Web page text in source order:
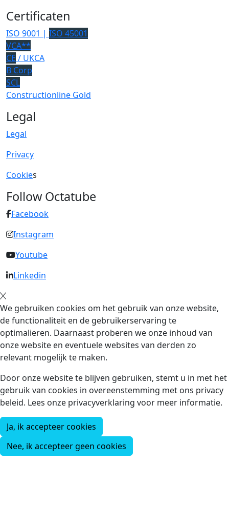
Certificaten
ISO 9001 | ISO 45001
VCA**
CE / UKCA
B Corp
SCL
Constructionline Gold
Legal
Legal
Privacy
Cookies
Follow Octatube
Facebook
Instagram
Youtube
Linkedin
We gebruiken cookies om het gebruik van onze website,
de functionaliteit en de gebruikerservaring te
optimalieren. Daarnaast proberen we onze inhoud van
onze website en eventuele websites van derden zo
relevant mogelijk te maken.
Door onze website te blijven gebruiken, stemt u in met het
gebruik van cookies in overeenstemming met ons privacy
beleid. Lees onze privacyverklaring voor meer informatie.
Ja, ik accepteer cookies
Nee, ik accepteer geen cookies